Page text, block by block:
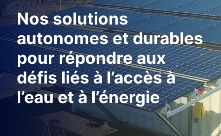
Nos solutions
autonomes et durables
pour répondre aux
défis liés à l’accès à
l’eau et à l’énergie